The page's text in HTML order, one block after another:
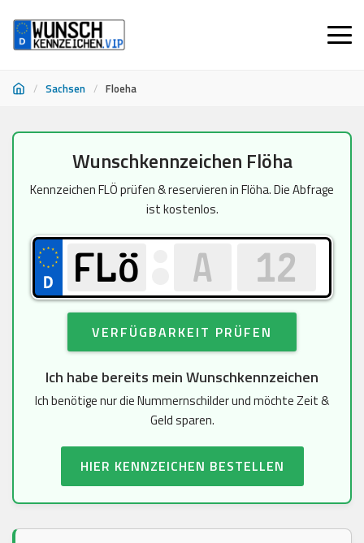
/ Sachsen / Floeha
springen
Wunschkennzeichen Flöha
Kennzeichen FLÖ prüfen & reservieren in Flöha. Die Abfrage
ist kostenlos.
VERFÜGBARKEIT PRÜFEN
Ich habe bereits mein Wunschkennzeichen
Ich benötige nur die Nummernschilder und möchte Zeit &
Geld sparen.
HIER KENNZEICHEN BESTELLEN